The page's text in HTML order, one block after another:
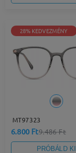
28% KEDVEZMÉNY
MT97323
6.800 Ft9.486 Ft
PRÓBÁLD KI